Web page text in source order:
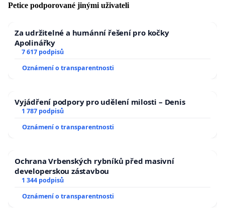
Petice podporované jinými uživateli
Za udržitelné a humánní řešení pro kočky
Apolinářky
7 617 podpisů
Oznámení o transparentnosti
Vyjádření podpory pro udělení milosti – Denis
1 787 podpisů
Oznámení o transparentnosti
Ochrana Vrbenských rybníků před masivní
developerskou zástavbou
1 344 podpisů
Oznámení o transparentnosti